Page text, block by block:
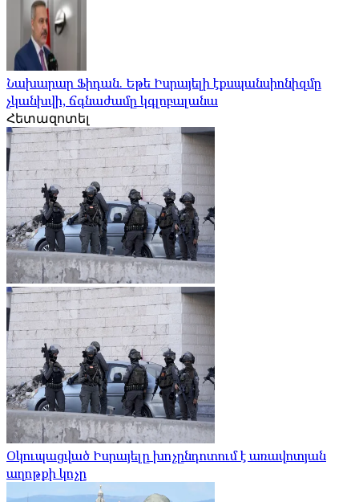
Նախարար Ֆիդան. Եթե Իսրայելի էքսպանսիոնիզմը
չկանխվի, ճգնաժամը կգլոբալանա
Հետազոտել
Օկուպացված Իսրայելը խոչընդոտում է առավոտյան
աղոթքի կոչը